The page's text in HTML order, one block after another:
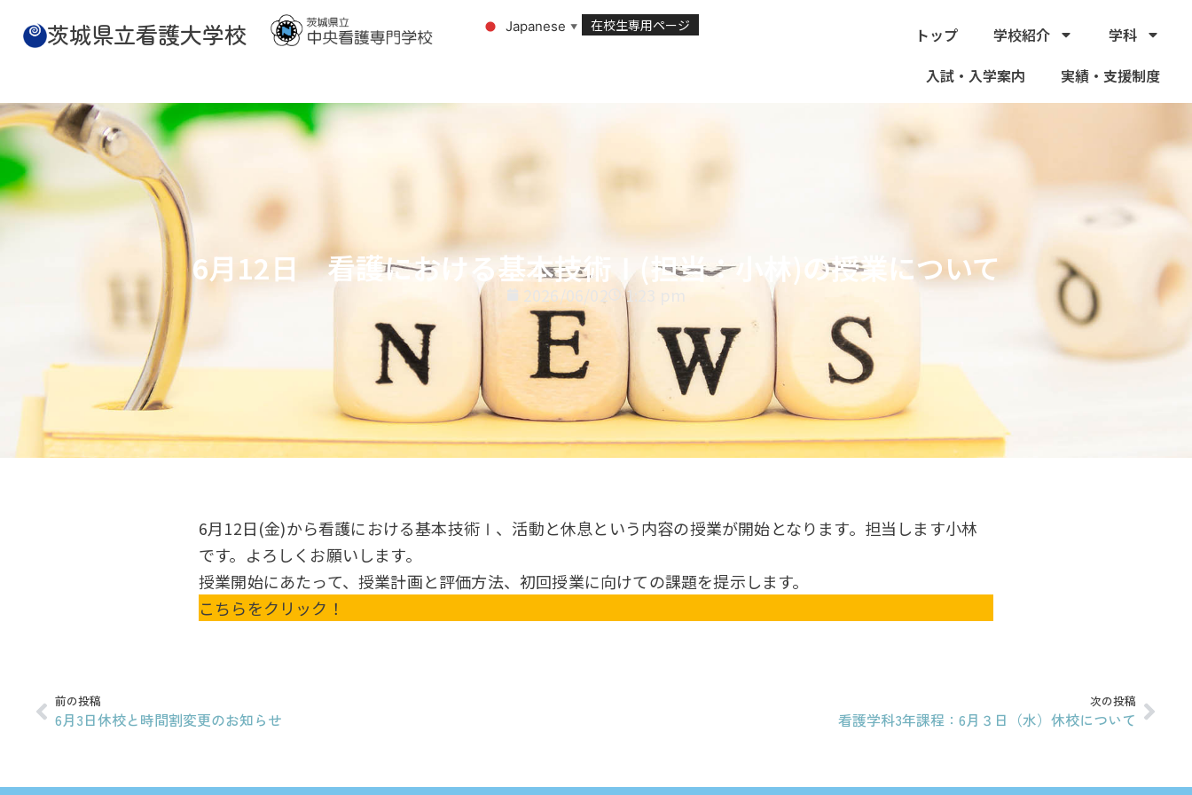
茨城県立看護大学校 Japanese ▼ 在校生専用ページ トップ 学校紹介
学科
入試・入学案内
実績・支援制度
6月12日 看護における基本技術Ⅰ(担当：小林)の授業について
2026/06/02 1:23 pm
6月12日(金)から看護における基本技術Ⅰ、活動と休息という内容の授業が開始となります。担当します小林
です。よろしくお願いします。
授業開始にあたって、授業計画と評価方法、初回授業に向けての課題を提示します。
こちらをクリック！
前の投稿
6月3日休校と時間割変更のお知らせ
次の投稿
看護学科3年課程：6月３日（水）休校について